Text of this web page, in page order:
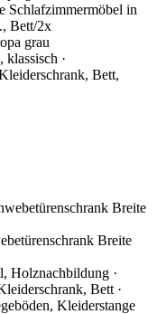
Schlafzimmermöbel in
Bett/2x
grau
·
Bett,
Breite
Holznachbildung ·
Bett ·
Kleiderstange